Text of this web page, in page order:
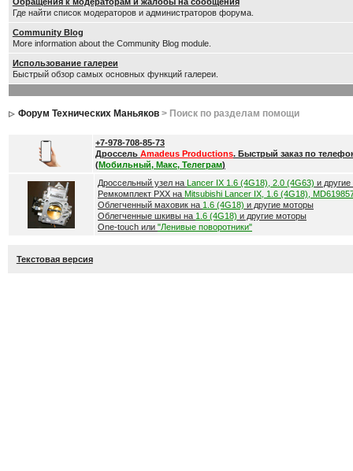
Где найти список модераторов и администраторов форума.
Community Blog
More information about the Community Blog module.
Использование галереи
Быстрый обзор самых основных функций галереи.
Форум Технических Маньяков> Поиск по разделам помощи
+7-978-708-85-73
Дроссель Amadeus Productions. Быстрый заказ по
(Мобильный, Макс, Телеграм)
Дроссельный узел на Lancer IX 1.6 (4G18), 2.0 (4G63) и
Ремкомплект РХХ на Mitsubishi Lancer IX, 1.6 (4G18),
Облегченный маховик на 1.6 (4G18) и другие моторы
Облегченные шкивы на 1.6 (4G18) и другие моторы
One-touch или "Ленивые поворотники"
Текстовая версия